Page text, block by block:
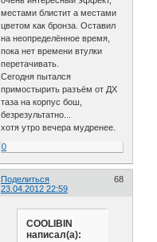
местами блистит а местами
цветом как бронза. Оставил
на неопределённое время,
пока нет времени втулки
перетачивать.
Сегодня пытался
примостырить разъём от ДХ
таза на корпус бош,
безрезультатно...
хотя утро вечера мудренее.
0
Поделиться
68
23.04.2012 22:59
COOLIBIN
написал(а):